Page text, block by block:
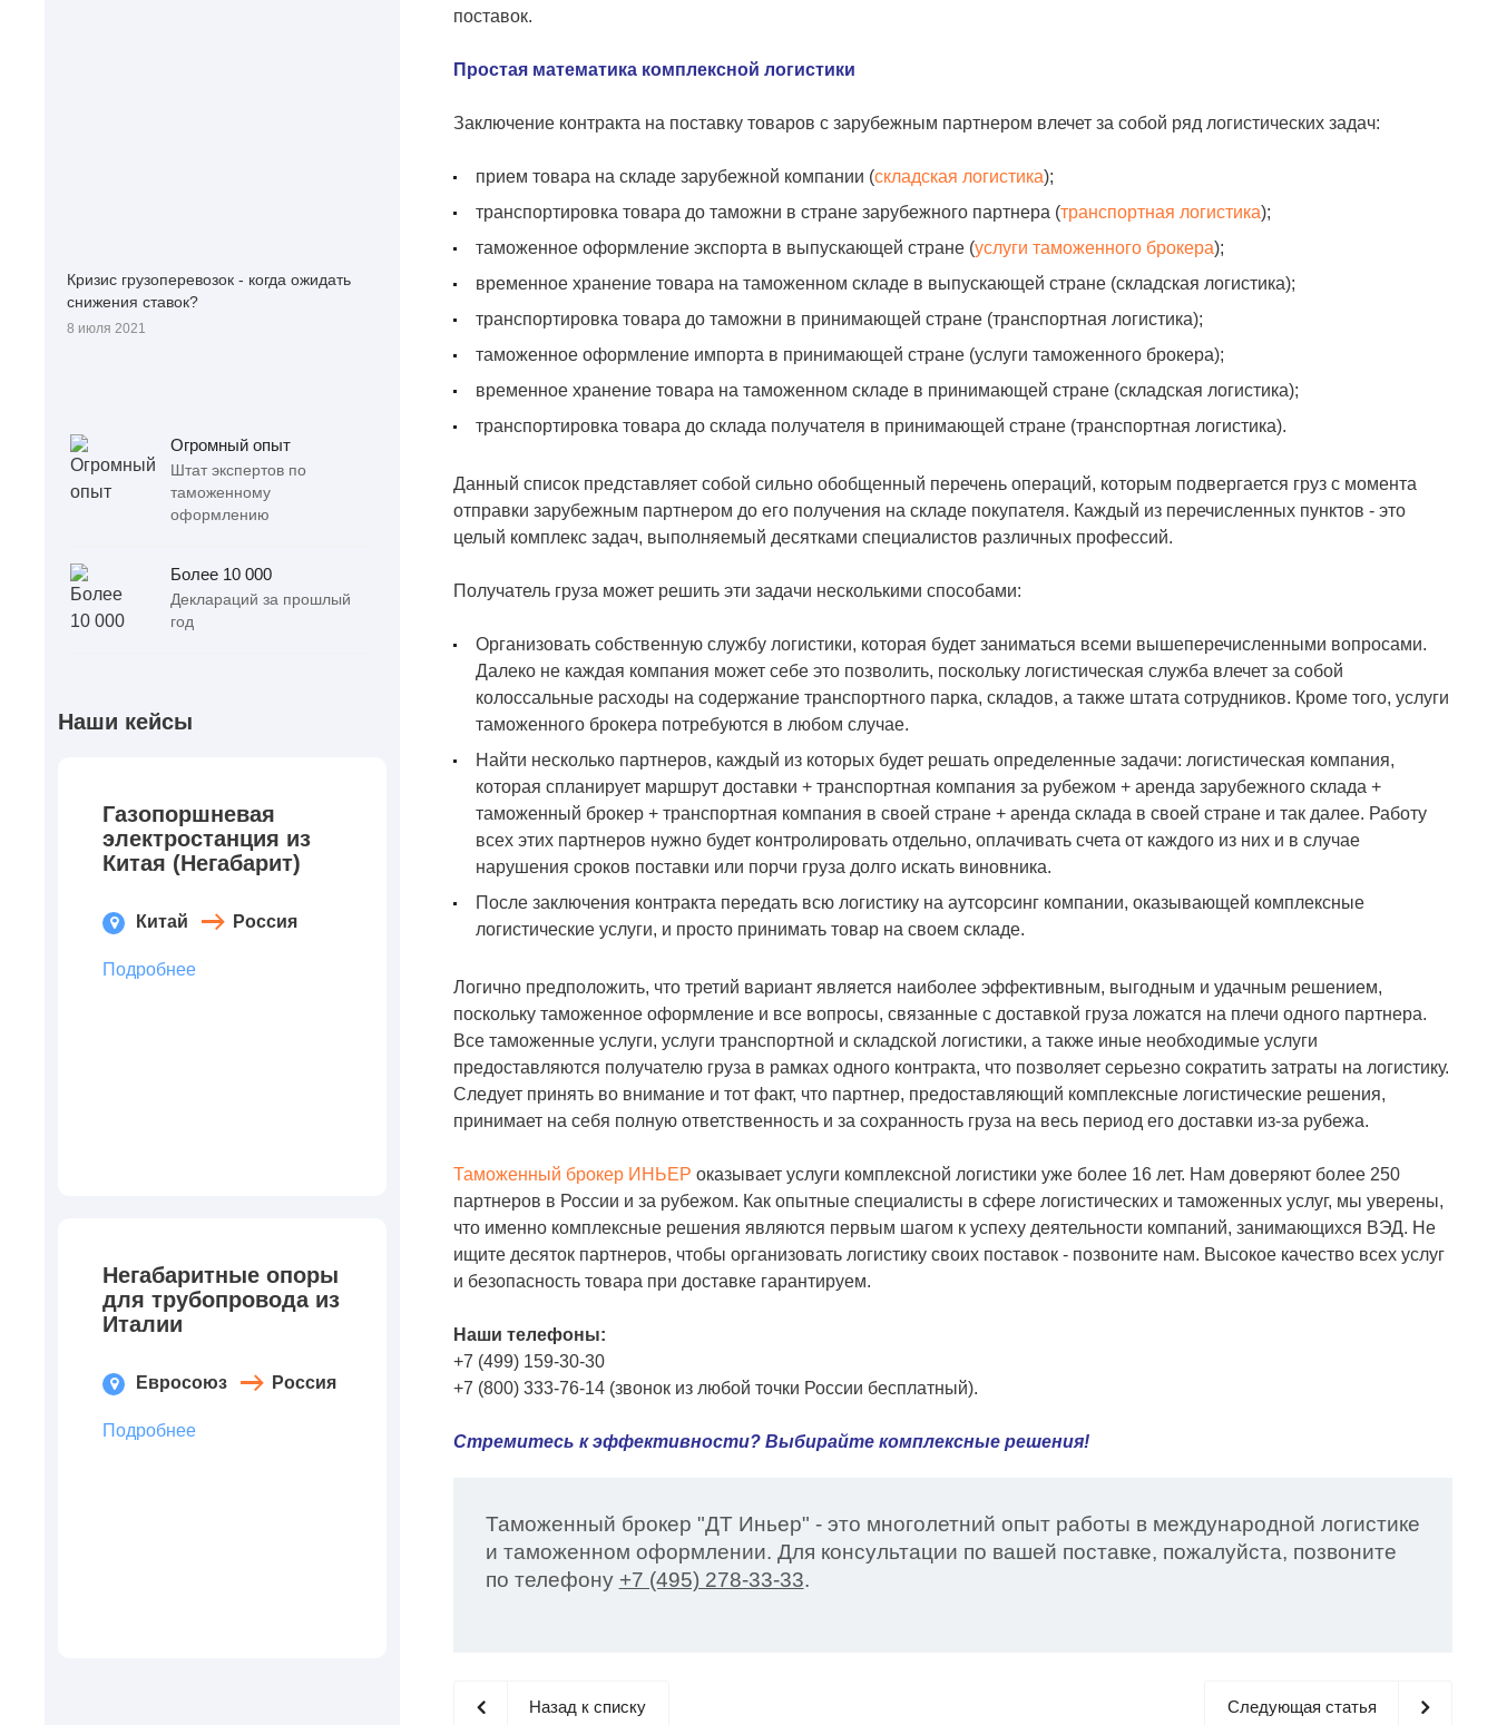
поставок.
Простая математика комплексной логистики
Заключение контракта на поставку товаров с зарубежным партнером влечет за собой ряд логистических задач:
прием товара на складе зарубежной компании (складская логистика);
транспортировка товара до таможни в стране зарубежного партнера (транспортная логистика);
таможенное оформление экспорта в выпускающей стране (услуги таможенного брокера);
временное хранение товара на таможенном складе в выпускающей стране (складская логистика);
транспортировка товара до таможни в принимающей стране (транспортная логистика);
таможенное оформление импорта в принимающей стране (услуги таможенного брокера);
временное хранение товара на таможенном складе в принимающей стране (складская логистика);
транспортировка товара до склада получателя в принимающей стране (транспортная логистика).
Данный список представляет собой сильно обобщенный перечень операций, которым подвергается груз с момента
отправки зарубежным партнером до его получения на складе покупателя. Каждый из перечисленных пунктов - это
целый комплекс задач, выполняемый десятками специалистов различных профессий.
Получатель груза может решить эти задачи несколькими способами:
Организовать собственную службу логистики, которая будет заниматься всеми вышеперечисленными вопросами.
Далеко не каждая компания может себе это позволить, поскольку логистическая служба влечет за собой
колоссальные расходы на содержание транспортного парка, складов, а также штата сотрудников. Кроме того, услуги
таможенного брокера потребуются в любом случае.
Найти несколько партнеров, каждый из которых будет решать определенные задачи: логистическая компания,
которая спланирует маршрут доставки + транспортная компания за рубежом + аренда зарубежного склада +
таможенный брокер + транспортная компания в своей стране + аренда склада в своей стране и так далее. Работу
всех этих партнеров нужно будет контролировать отдельно, оплачивать счета от каждого из них и в случае
нарушения сроков поставки или порчи груза долго искать виновника.
После заключения контракта передать всю логистику на аутсорсинг компании, оказывающей комплексные
логистические услуги, и просто принимать товар на своем складе.
Логично предположить, что третий вариант является наиболее эффективным, выгодным и удачным решением,
поскольку таможенное оформление и все вопросы, связанные с доставкой груза ложатся на плечи одного партнера.
Все таможенные услуги, услуги транспортной и складской логистики, а также иные необходимые услуги
предоставляются получателю груза в рамках одного контракта, что позволяет серьезно сократить затраты на логистику.
Следует принять во внимание и тот факт, что партнер, предоставляющий комплексные логистические решения,
принимает на себя полную ответственность и за сохранность груза на весь период его доставки из-за рубежа.
Таможенный брокер ИНЬЕР оказывает услуги комплексной логистики уже более 16 лет. Нам доверяют более 250
партнеров в России и за рубежом. Как опытные специалисты в сфере логистических и таможенных услуг, мы уверены,
что именно комплексные решения являются первым шагом к успеху деятельности компаний, занимающихся ВЭД. Не
ищите десяток партнеров, чтобы организовать логистику своих поставок - позвоните нам. Высокое качество всех услуг
и безопасность товара при доставке гарантируем.
Наши телефоны:
+7 (499) 159-30-30
+7 (800) 333-76-14 (звонок из любой точки России бесплатный).
Стремитесь к эффективности? Выбирайте комплексные решения!
Таможенный брокер "ДТ Иньер" - это многолетний опыт работы в международной логистике
и таможенном оформлении. Для консультации по вашей поставке, пожалуйста, позвоните
по телефону +7 (495) 278-33-33.
Назад к списку Следующая статья
Кризис грузоперевозок - когда ожидать
снижения ставок?
8 июля 2021
Огромный опыт
Штат экспертов по
таможенному
оформлению
Более 10 000
Деклараций за прошлый
год
Наши кейсы
Газопоршневая
электростанция из
Китая (Негабарит)
Китай Россия
Подробнее
Негабаритные опоры
для трубопровода из
Италии
Евросоюз Россия
Подробнее